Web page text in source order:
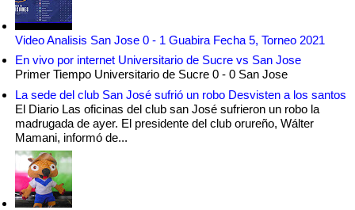
Video Analisis San Jose 0 - 1 Guabira Fecha 5, Torneo 2021
En vivo por internet Universitario de Sucre vs San Jose
Primer Tiempo Universitario de Sucre 0 - 0 San Jose
La sede del club San José sufrió un robo Desvisten a los santos
El Diario Las oficinas del club san José sufrieron un robo la
madrugada de ayer. El presidente del club orureño, Wálter
Mamani, informó de...